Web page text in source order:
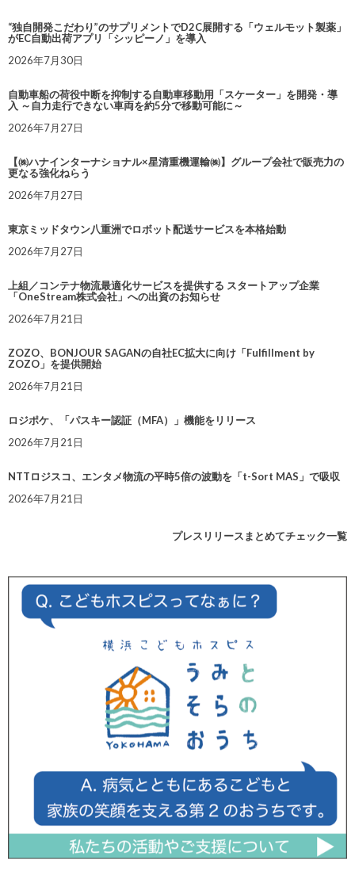
“独自開発こだわり”のサプリメントでD2C展開する「ウェルモット製薬」
がEC自動出荷アプリ「シッピーノ」を導入
2026年7月30日
自動車船の荷役中断を抑制する自動車移動用「スケーター」を開発・導
入 ～自力走行できない車両を約5分で移動可能に～
2026年7月27日
【㈱ハナインターナショナル×星清重機運輸㈱】グループ会社で販売力の
更なる強化ねらう
2026年7月27日
東京ミッドタウン八重洲でロボット配送サービスを本格始動
2026年7月27日
上組／コンテナ物流最適化サービスを提供する スタートアップ企業
「OneStream株式会社」への出資のお知らせ
2026年7月21日
ZOZO、BONJOUR SAGANの自社EC拡大に向け「Fulfillment by
ZOZO」を提供開始
2026年7月21日
ロジポケ、「パスキー認証（MFA）」機能をリリース
2026年7月21日
NTTロジスコ、エンタメ物流の平時5倍の波動を「t-Sort MAS」で吸収
2026年7月21日
プレスリリースまとめてチェック一覧